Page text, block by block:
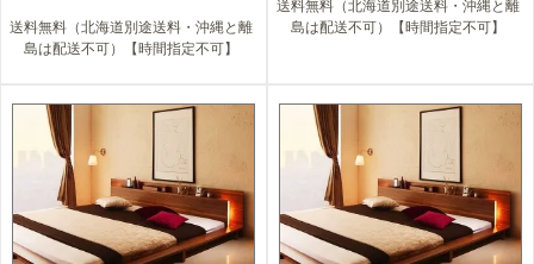
送料無料（北海道別途送料・沖縄と離
島は配送不可）【時間指定不可】
送料無料（北海道別途送料・沖縄と離
島は配送不可）【時間指定不可】